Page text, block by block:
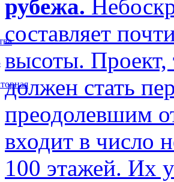
рубежа.
составляет
высоты. Проект,
должен стать
преодолевшим
входит в число
100 этажей. Их